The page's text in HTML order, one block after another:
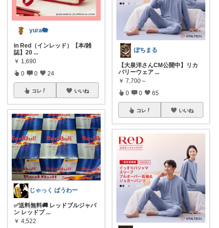
yura🐘
in Red（インレッド）【本/雑
誌】20 ...
￥ 1,690
0 0 24
コレ いいね
じゃっく ばうわー
✅送料無料🚚 レッドブルジャパ
ン レッドブ ...
￥ 4,522
ぽちまる
【大泉洋さんCM公開中】リカ
バリーウェア ...
￥ 7,700～
0 0 65
コレ いいね